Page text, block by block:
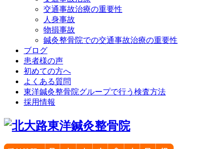
交通事故治療の重要性
人身事故
物損事故
鍼灸整骨院での交通事故治療の重要性
ブログ
患者様の声
初めての方へ
よくある質問
東洋鍼灸整骨院グループで行う検査方法
採用情報